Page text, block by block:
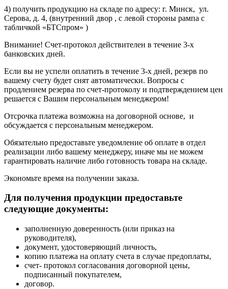
4) получить продукцию на складе по адресу: г. Минск, ул.
Серова, д. 4, (внутренний двор , с левой стороны рампа с
табличкой «БТСпром» )
Внимание! Счет-протокол действителен в течение 3-х
банковских дней.
Если вы не успели оплатить в течение 3-х дней, резерв по
вашему счету будет снят автоматически. Вопросы с
продлением резерва по счет-протоколу и подтверждением цен
решается с Вашим персональным менеджером!
Отсрочка платежа возможна на договорной основе, и
обсуждается с персональным менеджером.
Обязательно предоставьте уведомление об оплате в отдел
реализации либо вашему менеджеру, иначе мы не можем
гарантировать наличие либо готовность товара на складе.
Экономьте время на получении заказа.
Для получения продукции предоставьте
следующие документы:
заполненную доверенность (или приказ на
руководителя),
документ, удостоверяющий личность,
копию платежа на оплату счета в случае предоплаты,
счет- протокол согласования договорной цены,
подписанный покупателем,
договор.